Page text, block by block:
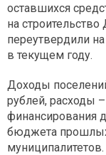
оставшихся
на
переутвердили
в текущем году.
Доходы
рублей, расходы
финансирования
бюджета прошлых
муниципалитетов.